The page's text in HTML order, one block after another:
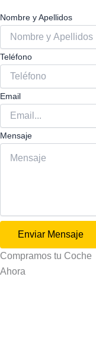
Nombre y Apellidos
Teléfono
Email
Mensaje
Enviar Mensaje
Compramos tu Coche
Ahora